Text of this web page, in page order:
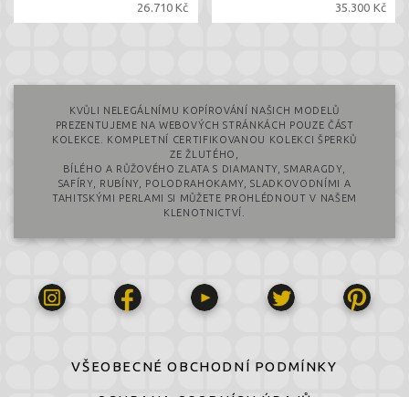
26.710 Kč 35.300 Kč
KVŮLI NELEGÁLNÍMU KOPÍROVÁNÍ NAŠICH MODELŮ
PREZENTUJEME NA WEBOVÝCH STRÁNKÁCH POUZE ČÁST
KOLEKCE. KOMPLETNÍ CERTIFIKOVANOU KOLEKCI ŠPERKŮ
ZE ŽLUTÉHO,
BÍLÉHO A RŮŽOVÉHO ZLATA S DIAMANTY, SMARAGDY,
SAFÍRY, RUBÍNY, POLODRAHOKAMY, SLADKOVODNÍMI A
TAHITSKÝMI PERLAMI SI MŮŽETE PROHLÉDNOUT V NAŠEM
KLENOTNICTVÍ.
VŠEOBECNÉ OBCHODNÍ PODMÍNKY